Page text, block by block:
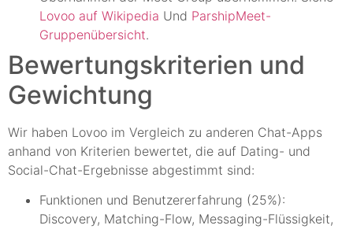
Lovoo auf Wikipedia Und ParshipMeet-
Gruppenübersicht.
Bewertungskriterien und
Gewichtung
Wir haben Lovoo im Vergleich zu anderen Chat-Apps
anhand von Kriterien bewertet, die auf Dating- und
Social-Chat-Ergebnisse abgestimmt sind:
Funktionen und Benutzererfahrung (25%):
Discovery, Matching-Flow, Messaging-Flüssigkeit,